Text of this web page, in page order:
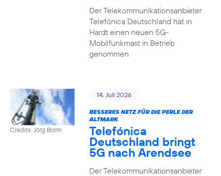
Der Telekommunikationsanbieter
Telefónica Deutschland hat in
Hardt einen neuen 5G-
Mobilfunkmast in Betrieb
genommen
Credits: Jörg Borm
14. Juli 2026
BESSERES NETZ FÜR DIE PERLE DER
ALTMARK
Telefónica
Deutschland bringt
5G nach Arendsee
Der Telekommunikationsanbieter